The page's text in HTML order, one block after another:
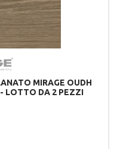
MIRAGE OUDH
LOTTO DA 2 PEZZI